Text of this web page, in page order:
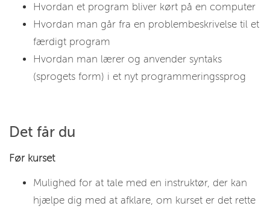
Hvordan et program bliver kørt på en computer
Hvordan man går fra en problembeskrivelse til et
færdigt program
Hvordan man lærer og anvender syntaks
(sprogets form) i et nyt programmeringssprog
Det får du
Før kurset
Mulighed for at tale med en instruktør, der kan
hjælpe dig med at afklare, om kurset er det rette